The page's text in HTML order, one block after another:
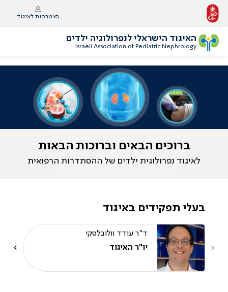
הצטרפות לאיגוד
האיגוד הישראלי לנפרולוגיה ילדים
Israeli Association of Pediatric Nephrology
ברוכים הבאים וברוכות הבאות
לאיגוד נפרולוגית ילדים של ההסתדרות הרפואית
בעלי תפקידים באיגוד
ד"ר עודד וולובלסקי
יו"ר האיגוד